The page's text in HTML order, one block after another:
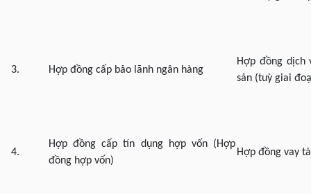
3. Hợp đồng cấp bảo lãnh ngân hàng
Hợp đồng dịch
sản (tuỳ giai
4.
Hợp đồng cấp tín dụng hợp vốn (Hợp
đồng hợp vốn)
Hợp đồng vay